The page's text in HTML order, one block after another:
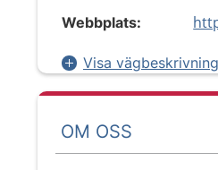
Webbplats:
Visa
OM OSS